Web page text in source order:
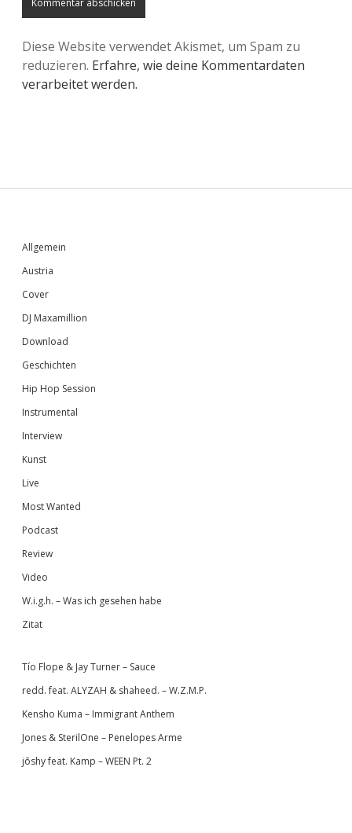
Diese Website verwendet Akismet, um Spam zu
reduzieren. Erfahre, wie deine Kommentardaten
verarbeitet werden.
Sidebar
Allgemein
Austria
Cover
DJ Maxamillion
Download
Geschichten
Hip Hop Session
Instrumental
Interview
Kunst
Live
Most Wanted
Podcast
Review
Video
W.i.g.h. – Was ich gesehen habe
Zitat
Tío Flope & Jay Turner – Sauce
redd. feat. ALYZAH & shaheed. – W.Z.M.P.
Kensho Kuma – Immigrant Anthem
Jones & SterilOne – Penelopes Arme
jōshy feat. Kamp – WEEN Pt. 2